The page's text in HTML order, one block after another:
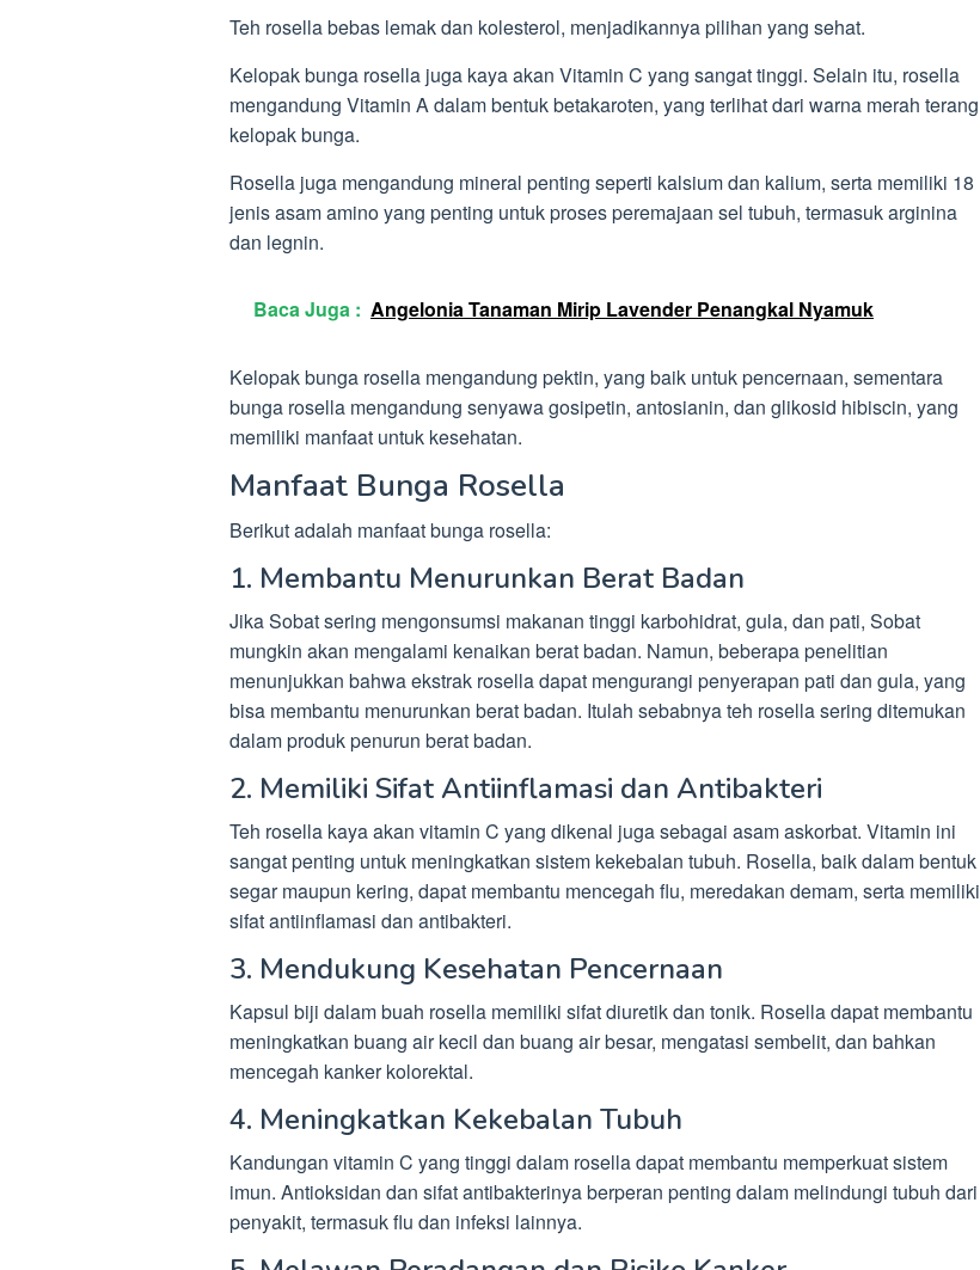
Teh rosella bebas lemak dan kolesterol, menjadikannya pilihan yang sehat.
Kelopak bunga rosella juga kaya akan Vitamin C yang sangat tinggi. Selain itu, rosella
mengandung Vitamin A dalam bentuk betakaroten, yang terlihat dari warna merah terang
kelopak bunga.
Rosella juga mengandung mineral penting seperti kalsium dan kalium, serta memiliki 18
jenis asam amino yang penting untuk proses peremajaan sel tubuh, termasuk arginina
dan legnin.
Baca Juga : Angelonia Tanaman Mirip Lavender Penangkal Nyamuk
Kelopak bunga rosella mengandung pektin, yang baik untuk pencernaan, sementara
bunga rosella mengandung senyawa gosipetin, antosianin, dan glikosid hibiscin, yang
memiliki manfaat untuk kesehatan.
Manfaat Bunga Rosella
Berikut adalah manfaat bunga rosella:
1. Membantu Menurunkan Berat Badan
Jika Sobat sering mengonsumsi makanan tinggi karbohidrat, gula, dan pati, Sobat
mungkin akan mengalami kenaikan berat badan. Namun, beberapa penelitian
menunjukkan bahwa ekstrak rosella dapat mengurangi penyerapan pati dan gula, yang
bisa membantu menurunkan berat badan. Itulah sebabnya teh rosella sering ditemukan
dalam produk penurun berat badan.
2. Memiliki Sifat Antiinflamasi dan Antibakteri
Teh rosella kaya akan vitamin C yang dikenal juga sebagai asam askorbat. Vitamin ini
sangat penting untuk meningkatkan sistem kekebalan tubuh. Rosella, baik dalam bentuk
segar maupun kering, dapat membantu mencegah flu, meredakan demam, serta memiliki
sifat antiinflamasi dan antibakteri.
3. Mendukung Kesehatan Pencernaan
Kapsul biji dalam buah rosella memiliki sifat diuretik dan tonik. Rosella dapat membantu
meningkatkan buang air kecil dan buang air besar, mengatasi sembelit, dan bahkan
mencegah kanker kolorektal.
4. Meningkatkan Kekebalan Tubuh
Kandungan vitamin C yang tinggi dalam rosella dapat membantu memperkuat sistem
imun. Antioksidan dan sifat antibakterinya berperan penting dalam melindungi tubuh dari
penyakit, termasuk flu dan infeksi lainnya.